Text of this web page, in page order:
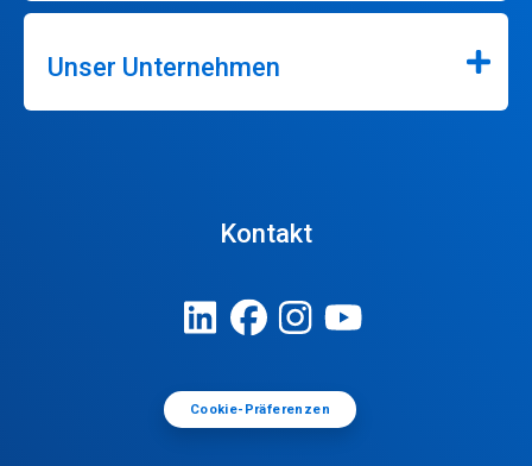
Unser Unternehmen
Kontakt
Cookie-Präferenzen